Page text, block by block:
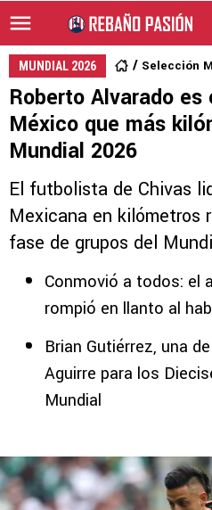
MUNDIAL 2026 Selección
Roberto Alvarado
México que más
Mundial 2026
El futbolista de Chivas
Mexicana en kilómetros
fase de grupos del
Conmovió a todos: el
rompió en llanto al
Brian Gutiérrez, una
Aguirre para los
Mundial